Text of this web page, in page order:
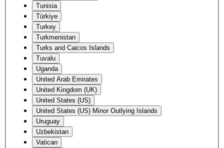
Tunisia
Türkiye
Turkey
Turkmenistan
Turks and Caicos Islands
Tuvalu
Uganda
United Arab Emirates
United Kingdom (UK)
United States (US)
United States (US) Minor Outlying Islands
Uruguay
Uzbekistan
Vatican